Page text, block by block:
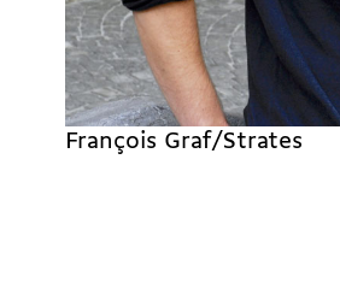
François Graf/Strates